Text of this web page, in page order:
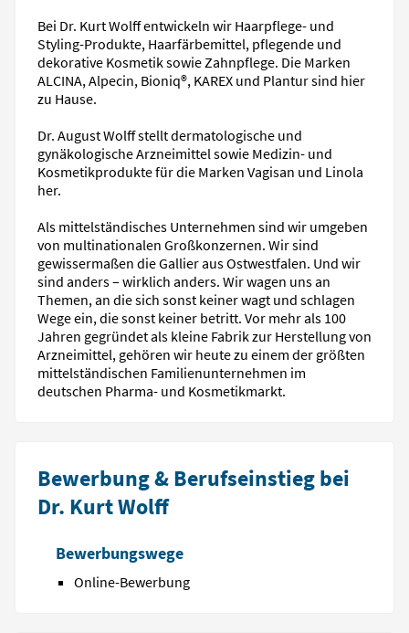
Bei Dr. Kurt Wolff entwickeln wir Haarpflege- und
Styling-Produkte, Haarfärbemittel, pflegende und
dekorative Kosmetik sowie Zahnpflege. Die Marken
ALCINA, Alpecin, Bioniq®, KAREX und Plantur sind hier
zu Hause.
Dr. August Wolff stellt dermatologische und
gynäkologische Arzneimittel sowie Medizin- und
Kosmetikprodukte für die Marken Vagisan und Linola
her.
Als mittelständisches Unternehmen sind wir umgeben
von multinationalen Großkonzernen. Wir sind
gewissermaßen die Gallier aus Ostwestfalen. Und wir
sind anders – wirklich anders. Wir wagen uns an
Themen, an die sich sonst keiner wagt und schlagen
Wege ein, die sonst keiner betritt. Vor mehr als 100
Jahren gegründet als kleine Fabrik zur Herstellung von
Arzneimittel, gehören wir heute zu einem der größten
mittelständischen Familienunternehmen im
deutschen Pharma- und Kosmetikmarkt.
Bewerbung & Berufseinstieg bei
Dr. Kurt Wolff
Bewerbungswege
Online-Bewerbung